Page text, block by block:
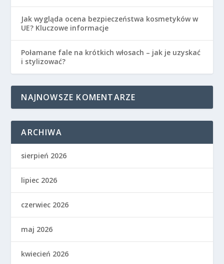
Jak wygląda ocena bezpieczeństwa kosmetyków w
UE? Kluczowe informacje
Połamane fale na krótkich włosach – jak je uzyskać
i stylizować?
NAJNOWSZE KOMENTARZE
ARCHIWA
sierpień 2026
lipiec 2026
czerwiec 2026
maj 2026
kwiecień 2026